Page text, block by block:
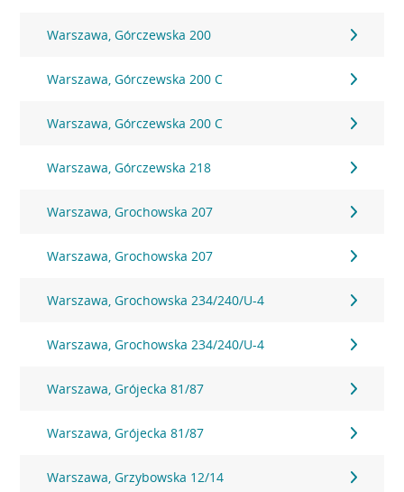
Warszawa, Górczewska 200
Warszawa, Górczewska 200 C
Warszawa, Górczewska 200 C
Warszawa, Górczewska 218
Warszawa, Grochowska 207
Warszawa, Grochowska 207
Warszawa, Grochowska 234/240/U-4
Warszawa, Grochowska 234/240/U-4
Warszawa, Grójecka 81/87
Warszawa, Grójecka 81/87
Warszawa, Grzybowska 12/14